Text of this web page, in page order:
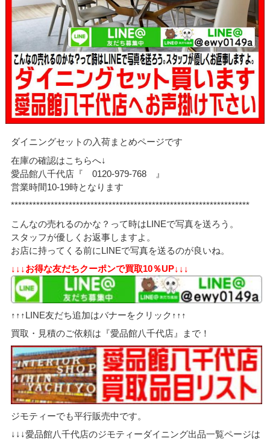
ダイニングセットの入荷まとめページです
在庫の確認はこちらへ↓
愛品館八千代店『 0120-979-768 』
営業時間10-19時となります
******************************************************************
こんなの売れるのかな？って時はLINEで写真を送ろう。
スタッフが優しくお返事しますよ。
お店に持ってくる前にLINEで写真を送るのが良いね。
↓↓↓お得な友だちクーポンで買取10％UP↓↓↓
↑↑↑LINE友だち追加はバナーをクリック↑↑↑
買取・見積のご依頼は『愛品館八千代店』まで！
ジモティーでも平行販売中です。
↓↓↓愛品館八千代店のジモティーダイニング出品一覧ページは